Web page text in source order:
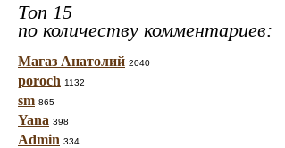
Топ 15
по количеству комментариев:
Магаз Анатолий 2040
poroch 1132
sm 865
Yana 398
Admin 334